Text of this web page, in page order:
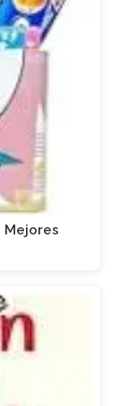
Mejores